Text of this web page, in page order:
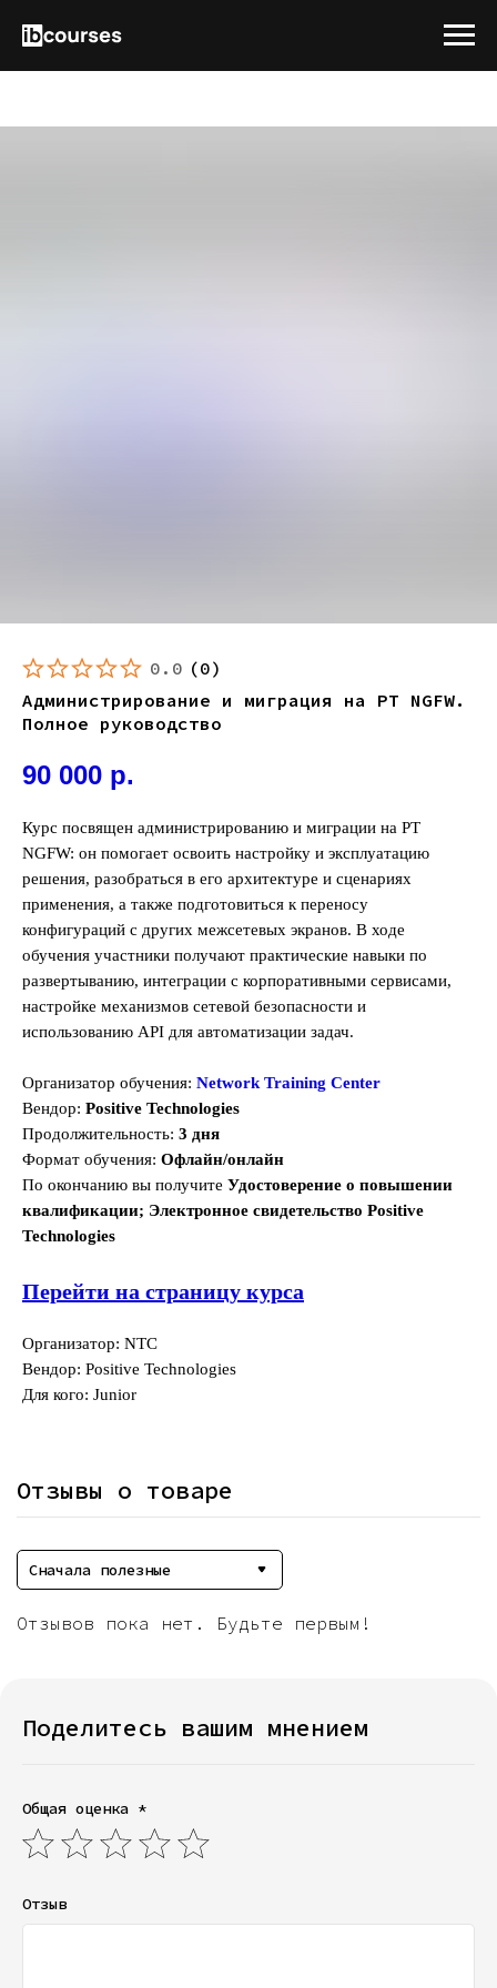
0.0 (0)
Администрирование и миграция на PT NGFW.
Полное руководство
90 000 р.
Курс посвящен администрированию и миграции на PT
NGFW: он помогает освоить настройку и эксплуатацию
решения, разобраться в его архитектуре и сценариях
применения, а также подготовиться к переносу
конфигураций с других межсетевых экранов. В ходе
обучения участники получают практические навыки по
развертыванию, интеграции с корпоративными сервисами,
настройке механизмов сетевой безопасности и
использованию API для автоматизации задач.
Организатор обучения: Network Training Center
Вендор: Positive Technologies
Продолжительность: 3 дня
Формат обучения: Офлайн/онлайн
По окончанию вы получите Удостоверение о повышении
квалификации; Электронное свидетельство Positive
Technologies
Перейти на страницу курса
Организатор: NTC
Вендор: Positive Technologies
Для кого: Junior
Отзывы о товаре
Сначала полезные
Отзывов пока нет. Будьте первым!
Поделитесь вашим мнением
Общая оценка *
Отзыв